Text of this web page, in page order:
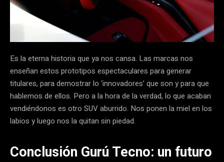
Es la eterna historia que ya nos cansa. Las marcas nos
enseñan estos prototipos espectaculares para generar
titulares, para demostrar lo ‘innovadores’ que son y para que
hablemos de ellos. Pero a la hora de la verdad, lo que acaban
vendiéndonos es otro SUV aburrido. Nos ponen la miel en los
labios y luego nos la quitan sin piedad.
Conclusión Gurú Tecno: un futuro